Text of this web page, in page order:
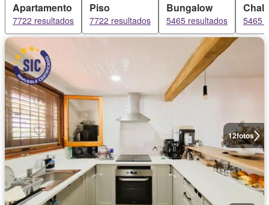
Apartamento
7722 resultados
Piso
7722 resultados
Bungalow
5465 resultados 5465
12fotos